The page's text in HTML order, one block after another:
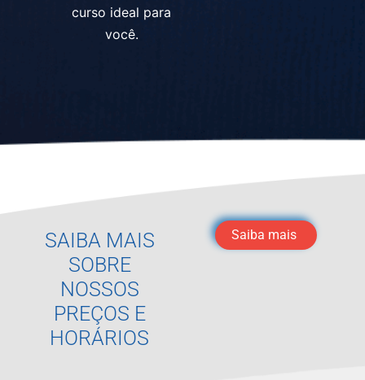
curso ideal para
você.
SAIBA MAIS
SOBRE
NOSSOS
PREÇOS E
HORÁRIOS
Saiba mais